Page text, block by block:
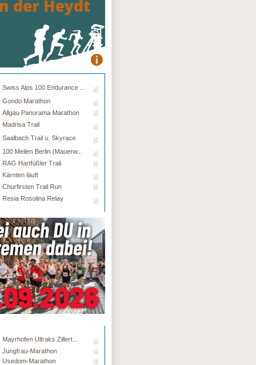
Swiss Alps 100 Endurance ...
Gondo Marathon
Allgäu Panorama Marathon
Madrisa Trail
Saalbach Trail u. Skyrace
100 Meilen Berlin (Mauerw...
RAG Hartfüßler Trail
Kärnten läuft
Churfirsten Trail Run
Resia Rosolina Relay
Mayrhofen Ultraks Zillert...
Jungfrau-Marathon
Usedom-Marathon